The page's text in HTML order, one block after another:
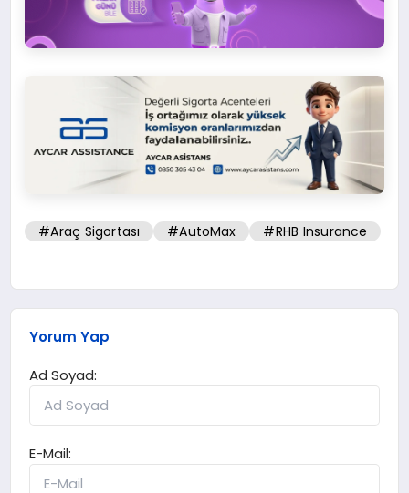
#Araç Sigortası #AutoMax #RHB Insurance
Yorum Yap
Ad Soyad:
E-Mail: